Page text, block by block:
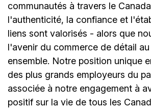
communautés à travers le
l'authenticité, la confiance et
liens sont valorisés - alors que
l'avenir du commerce de détail
ensemble. Notre position unique
des plus grands employeurs du
associée à notre engagement à
positif sur la vie de tous les